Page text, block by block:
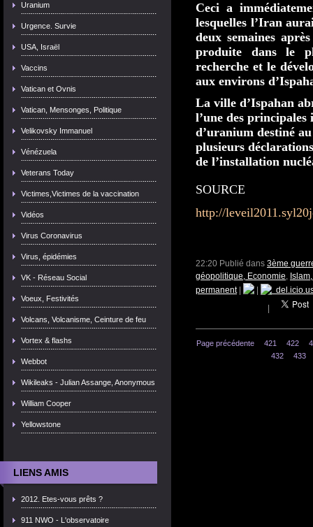
Uranium
Urgence. Survie
USA, Israël
Vaccins
Vatican et Ovnis
Vatican, Mensonges, Politique
Velikovsky Immanuel
Vénézuela
Veterans Today
Victimes,Victimes de la vaccination
Vidéos
Virus Coronavirus
Virus, épidémies
VK - Réseau Social
Voeux, Festivités
Volcans, Volcanisme, Ceinture de feu
Vortex & flashs
Webbot
Wikileaks - Julian Assange, Anonymous
William Cooper
Yellowstone
LIENS AMIS
2012. Etes-vous prêts ?
911 NWO - L'observatoire
Ceci a
lesquelles l’Iran
deux semaines
produite dans le
recherche et le
aux environs
La ville d’Ispahan
l’une des
d’uranium destiné
plusieurs
de l’installation
SOURCE
http://
22:20 Publié dans 3ème
géopolitique, Economie,
permanent|
Page précédente 421 422
432
433